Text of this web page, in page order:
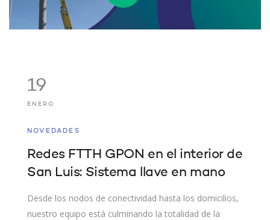
19
ENERO
NOVEDADES
Redes FTTH GPON en el interior de
San Luis: Sistema llave en mano
Desde los nodos de conectividad hasta los domicilios,
nuestro equipo está culminando la totalidad de la